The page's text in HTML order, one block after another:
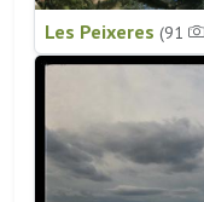
Les Peixeres (91